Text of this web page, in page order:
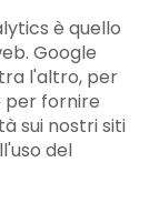
è quello
Google
l'altro, per
per fornire
sui nostri siti
del